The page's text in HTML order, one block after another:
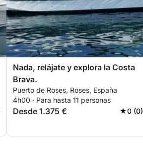
Nada, relájate y explora la Costa
Brava.
Puerto de Roses, Roses, España
4h00 · Para hasta 11 personas
Desde 1.375 € 0 (0)